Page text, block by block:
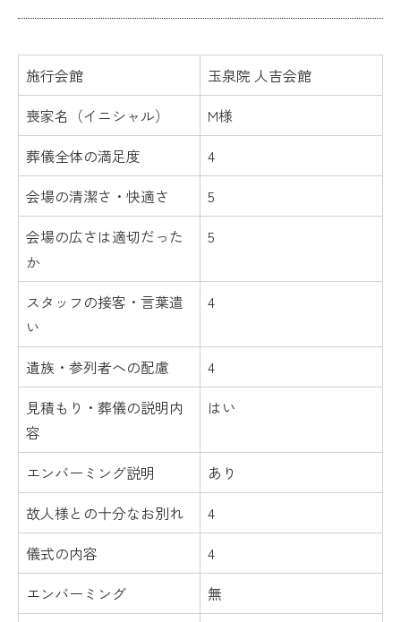
施行会館
玉泉院 人吉会館
喪家名（イニシャル）
M様
葬儀全体の満足度
4
会場の清潔さ・快適さ
5
会場の広さは適切だった
か
5
スタッフの接客・言葉遣
い
4
遺族・参列者への配慮
4
見積もり・葬儀の説明内
容
はい
エンバーミング説明
あり
故人様との十分なお別れ
4
儀式の内容
4
エンバーミング
無